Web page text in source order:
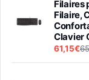
Filaires
Filaire,
Clavier
61,15€